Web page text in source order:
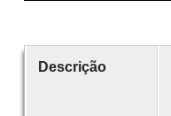
Descrição